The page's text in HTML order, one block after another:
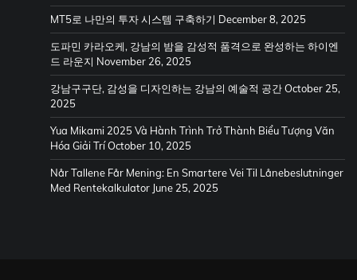
MT5로 나만의 투자 시스템 구축하기 December 8, 2025
도파민 카라오케, 강남의 밤을 감성적 품격으로 완성하는 하이엔
드 라운지 November 26, 2025
강남구구단, 감성을 디자인하는 강남의 예술적 공간October 25,
2025
Yua Mikami 2025 Và Hành Trình Trở Thành Biểu Tượng Văn
Hóa Giải TríOctober 10, 2025
Når Tallene Får Mening: En Smartere Vei Til Lånebeslutninger
Med Rentekalkulator June 25, 2025